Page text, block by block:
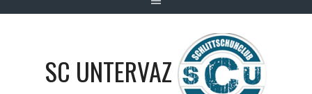
SC UNTERVAZ